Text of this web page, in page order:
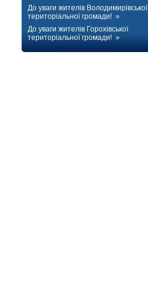
До уваги жителів Володимирівської
територіальної громади! »
До уваги жителів Горохівської
територіальної громади! »